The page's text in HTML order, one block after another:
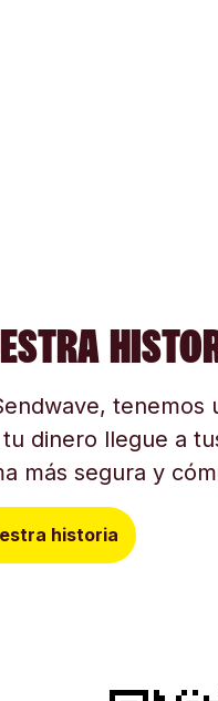
tenemos
dinero llegue a
más segura y
historia